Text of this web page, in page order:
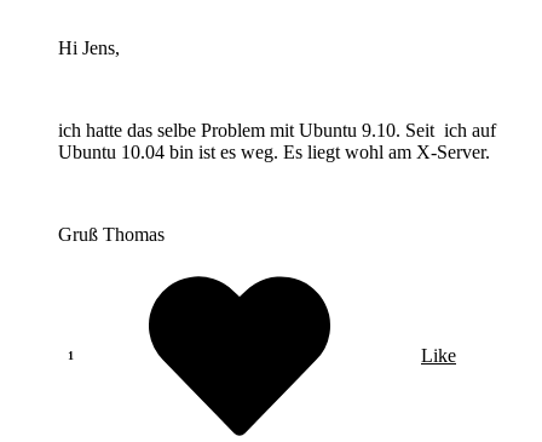
Hi Jens,
ich hatte das selbe Problem mit Ubuntu 9.10. Seit ich auf
Ubuntu 10.04 bin ist es weg. Es liegt wohl am X-Server.
Gruß Thomas
Like